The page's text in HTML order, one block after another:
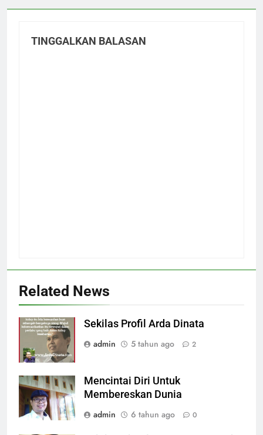
TINGGALKAN BALASAN
Related News
Sekilas Profil Arda Dinata
admin
5 tahun ago 2
Mencintai Diri Untuk
Membereskan Dunia
admin
6 tahun ago 0